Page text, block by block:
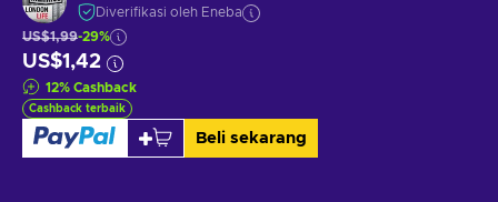
Diverifikasi oleh Eneba
US$1,99-29%
US$1,42
12% Cashback
Cashback terbaik
Beli sekarang